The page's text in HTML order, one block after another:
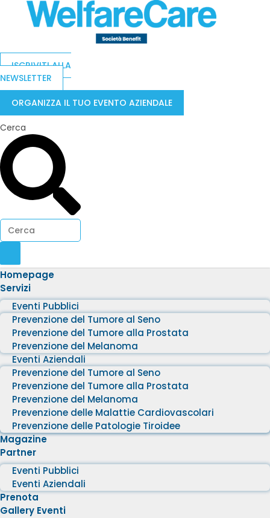
ISCRIVITI ALLA
NEWSLETTER
ORGANIZZA IL TUO EVENTO AZIENDALE
Cerca
Homepage
Servizi
Eventi Pubblici
Prevenzione del Tumore al Seno
Prevenzione del Tumore alla Prostata
Prevenzione del Melanoma
Eventi Aziendali
Prevenzione del Tumore al Seno
Prevenzione del Tumore alla Prostata
Prevenzione del Melanoma
Prevenzione delle Malattie Cardiovascolari
Prevenzione delle Patologie Tiroidee
Magazine
Partner
Eventi Pubblici
Eventi Aziendali
Prenota
Gallery Eventi